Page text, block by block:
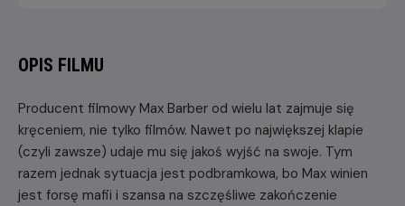
OPIS FILMU
Producent filmowy Max Barber od wielu lat zajmuje się
kręceniem, nie tylko filmów. Nawet po największej klapie
(czyli zawsze) udaje mu się jakoś wyjść na swoje. Tym
razem jednak sytuacja jest podbramkowa, bo Max winien
jest forsę mafii i szansa na szczęśliwe zakończenie